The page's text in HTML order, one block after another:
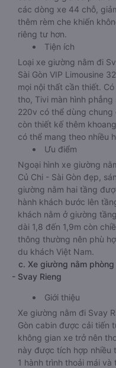
các dòng xe 44 chỗ,
thêm rèm che khiến
riêng tư hơn.
Tiện ích
Loại xe giường nằm đi
Sài Gòn VIP Limousine
mọi nội thất cần thiết.
tho, Tivi màn hình
220v có thể dùng chung
còn thiết kế thêm
có thể mang theo nhiều
Ưu điểm
Ngoại hình xe giường
Củ Chi - Sài Gòn đẹp,
giường nằm hai tầng
hành khách bước lên
khách nằm ở giường
dài 1,8 đến 1,9m còn
thông thường nên phù
du khách Việt Nam.
c. Xe giường nằm phòng
- Svay Rieng
Giới thiệu
Xe giường nằm đi Svay
Gòn cabin được cải tiến
không gian xe trở nên
này được tích hợp nhiều
1 hành trình thoải mái và